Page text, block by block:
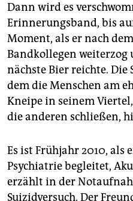
Dann wird es
Erinnerungsband, bis
Moment, als er nach
Bandkollegen weiterzog
nächste Bier reichte. Die
dem die Menschen am
Kneipe in seinem
die anderen schließen,
Es ist Frühjahr 2010, als
Psychiatrie begleitet,
erzählt in der
Suizidversuch. Der